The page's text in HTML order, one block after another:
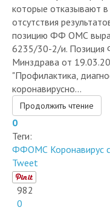
которые отказывают в
отсутствия
позицию ФФ ОМС
6235/30-2/и. Позиция
Минздрава от
"Профилактика,
коронавирусно...
Продолжить чтение
0
Теги:
ФФОМС Коронавирус
Tweet
982
0